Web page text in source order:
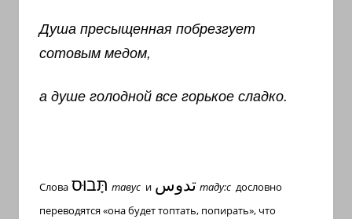
Душа пресыщенная побрезгует
сотовым медом,
а душе голодной все горькое сладко.
Слова תָּבוּס тавус и تدوس таду:с дословно
переводятся «она будет топтать, попирать», что